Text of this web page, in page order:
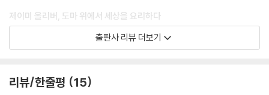
시민 정신 없이 민주주의 없다
14장 세상을 이끄는 새로운 발상 ― 디자인, 인증 마크, 윤리적 패션, 소셜
인증으로 새로운 세상을 만들다
미 한 번 고용한 기업의 경우는 75퍼센트가 만족한다고 대답했다고 한다.
이것은 노숙인들이 일단 직업을 가지게 되면 악순환의 고리를 끊을 수 있
다는 것을 보여준다. 트리니티는 노숙인들을 고용해서 그런 직업 경력과
기회를 준다. 그렇게 해서 완전히 사회에 복귀할 수 있게 한다는 점에 큰 의
제이미 올리버, 도마 위에서 세상을 요리하다
쉽고 즐거운 요리법을 선보이며 세계적인 인기 스타가 된 영국의 훈남 요
올리버가 운영하는 레스토랑 피프틴. 피프틴의 요리사는 모두 저소득 가정
출판사 리뷰 더보기
리뷰/한줄평 15